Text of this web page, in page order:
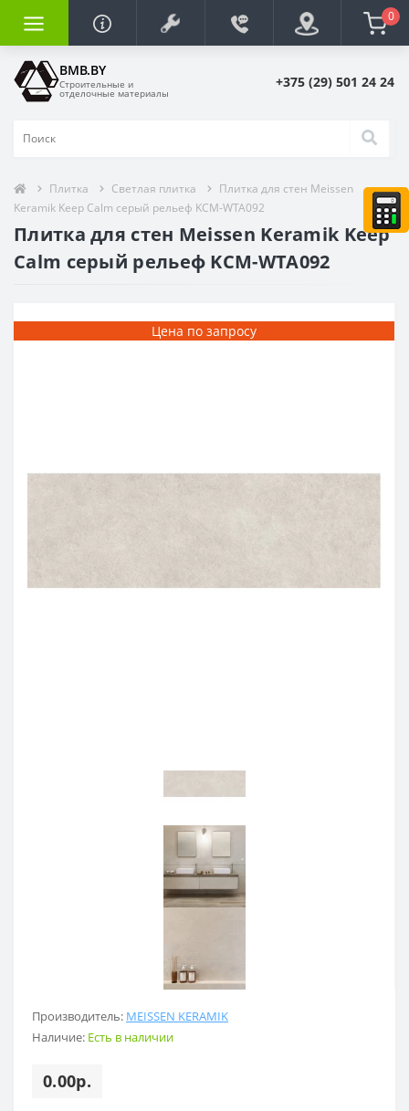
0
BMB.BY
Строительные и
отделочные материалы
+375 (29) 501 24 24
Плитка Светлая плитка
Плитка для стен Meissen
Keramik Keep Calm серый рельеф KCM-WTA092
Плитка для стен Meissen Keramik Keep
Calm серый рельеф KCM-WTA092
Цена по запросу
Производитель: MEISSEN KERAMIK
Наличие: Есть в наличии
0.00р.